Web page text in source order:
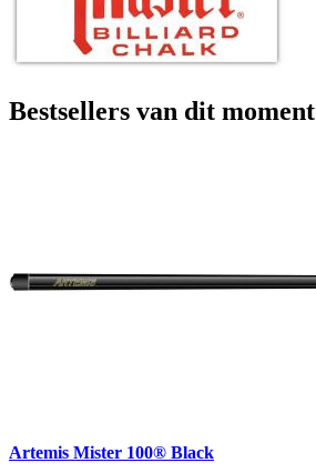
Bestsellers van dit moment
Artemis Mister 100® Black